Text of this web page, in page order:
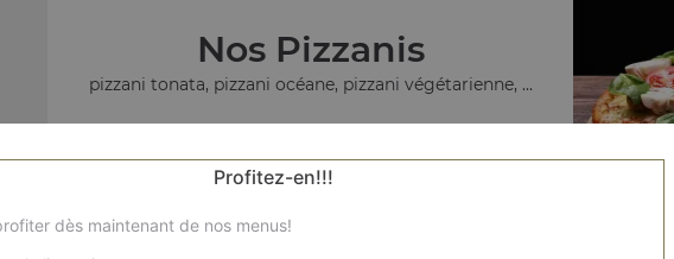
Nos Pizzanis
pizzani tonata, pizzani océane, pizzani végétarienne, ...
+
Profitez-en!!!
dès maintenant de nos menus!